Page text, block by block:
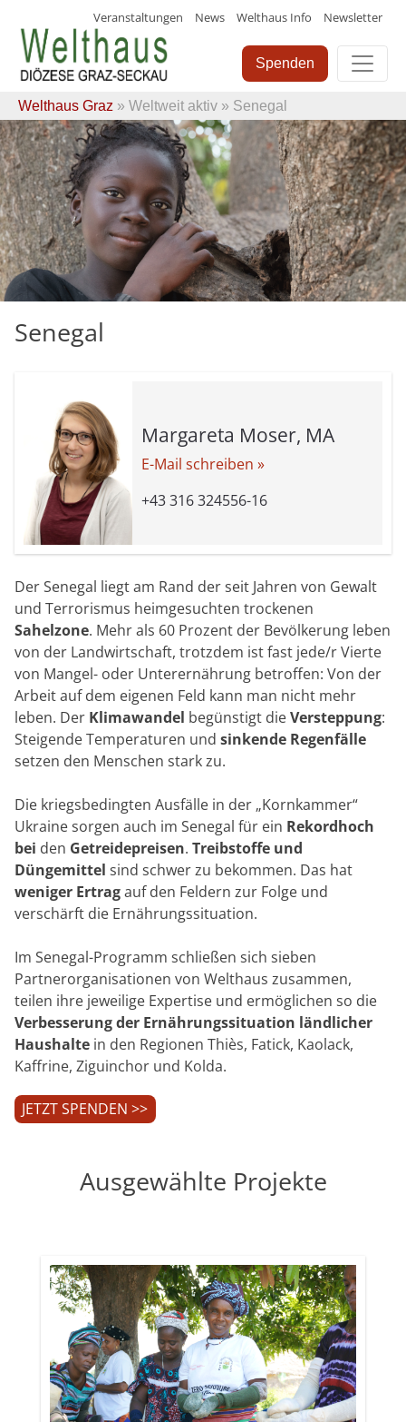
Skip
content
Veranstaltungen News Welthaus Info Newsletter
Spenden
Welthaus Graz » Weltweit aktiv » Senegal
Senegal
Margareta Moser, MA
E-Mail schreiben »
+43 316 324556-16
Der Senegal liegt am Rand der seit Jahren von Gewalt
und Terrorismus heimgesuchten trockenen
Sahelzone. Mehr als 60 Prozent der Bevölkerung leben
von der Landwirtschaft, trotzdem ist fast jede/r Vierte
von Mangel- oder Unterernährung betroffen: Von der
Arbeit auf dem eigenen Feld kann man nicht mehr
leben. Der Klimawandel begünstigt dieVersteppung:
Steigende Temperaturen und sinkende Regenfälle
setzen den Menschen stark zu.
Die kriegsbedingten Ausfälle in der „Kornkammer“
Ukraine sorgen auch im Senegal für ein Rekordhoch
bei den Getreidepreisen. Treibstoffe und
Düngemittel sind schwer zu bekommen. Das hat
weniger Ertragauf den Feldern zur Folge und
verschärft die Ernährungssituation.
Im Senegal-Programm schließen sich sieben
Partnerorganisationen von Welthaus zusammen,
teilen ihre jeweilige Expertise und ermöglichen so die
Verbesserung der Ernährungssituation ländlicher
Haushalte in den Regionen Thiès, Fatick, Kaolack,
Kaffrine, Ziguinchor und Kolda.
JETZT SPENDEN >>
Ausgewählte Projekte